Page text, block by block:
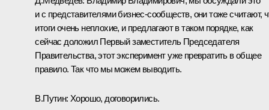
и с представителями бизнес-сообществ, они тоже считают,
итоги очень неплохие, и предлагают в таком порядке, как
сейчас доложил Первый заместитель Председателя
Правительства, этот эксперимент уже превратить в общее
правило. Так что мы можем выводить.
В.Путин: Хорошо, договорились.